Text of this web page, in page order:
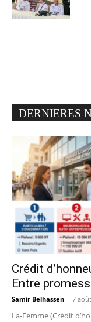
DERNIERES
Crédit
Entre
Samir Belhassen - 7
La-Femme (Crédit